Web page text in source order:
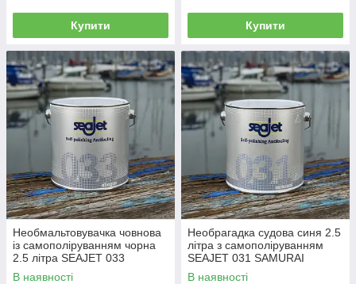
Купити Купити
Необмальтовувачка човнова
із самополіруванням чорна
2.5 літра SEAJET 033
SHOGUN
В наявності
Необрагадка судова синя 2.5
літра з самополіруванням
SEAJET 031 SAMURAI
В наявності